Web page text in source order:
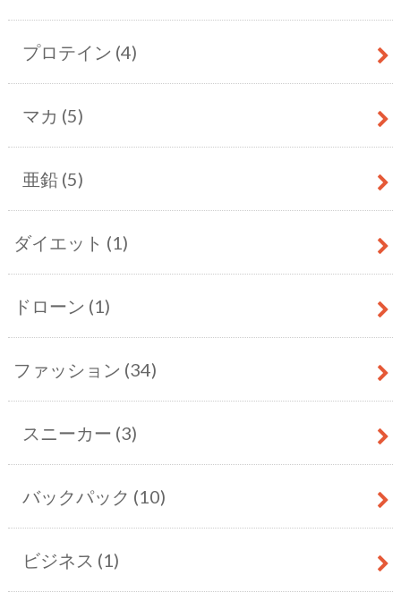
プロテイン (4)
マカ (5)
亜鉛 (5)
ダイエット (1)
ドローン (1)
ファッション (34)
スニーカー (3)
バックパック (10)
ビジネス (1)